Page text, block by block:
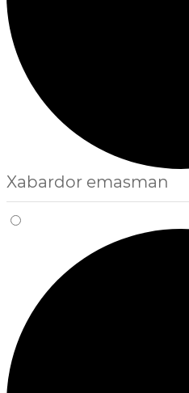
Xabardor emasman